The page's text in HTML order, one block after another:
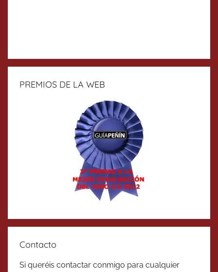
PREMIOS DE LA WEB
Contacto
Si queréis contactar conmigo para cualquier